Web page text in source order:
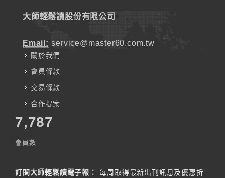
大師輕鬆讀股份有限公司
Email: service@master60.com.tw
關於我們
會員條款
交易條款
合作提案
7,787
會員數
訂閱大師輕鬆讀電子報：
每周取得最新出刊訊息及優惠折